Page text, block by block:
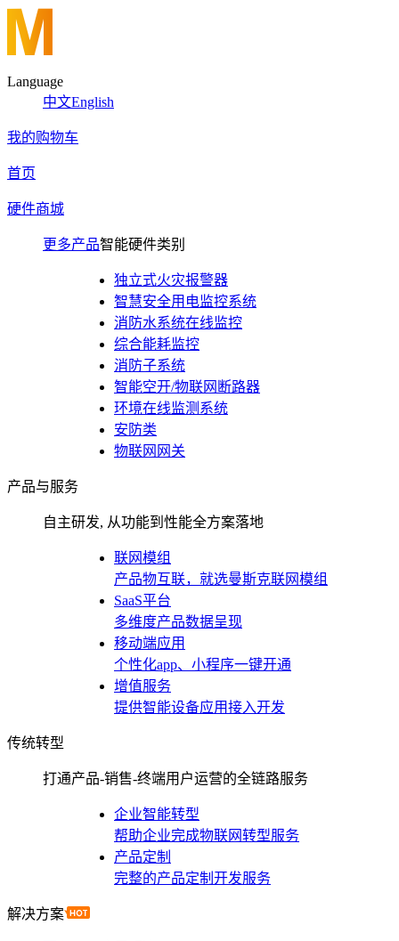
Language
中文English
我的购物车
首页
硬件商城
更多产品智能硬件类别
独立式火灾报警器
智慧安全用电监控系统
消防水系统在线监控
综合能耗监控
消防子系统
智能空开/物联网断路器
环境在线监测系统
安防类
物联网网关
产品与服务
自主研发, 从功能到性能全方案落地
联网模组
产品物互联，就选曼斯克联网模组
SaaS平台
多维度产品数据呈现
移动端应用
个性化app、小程序一键开通
增值服务
提供智能设备应用接入开发
传统转型
打通产品-销售-终端用户运营的全链路服务
企业智能转型
帮助企业完成物联网转型服务
产品定制
完整的产品定制开发服务
解决方案